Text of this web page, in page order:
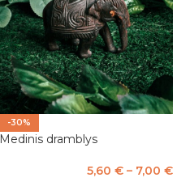
-30%
Medinis dramblys
5,60 € – 7,00 €